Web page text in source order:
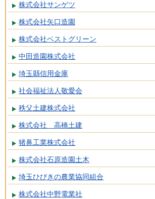
株式会社サンゲツ
株式会社矢口造園
株式会社ベストグリーン
中田造園株式会社
埼玉縣信用金庫
社会福祉法人敬愛会
秩父土建株式会社
株式会社 高橋土建
猪鼻工業株式会社
株式会社石原造園土木
埼玉ひびきの農業協同組合
株式会社中野電業社